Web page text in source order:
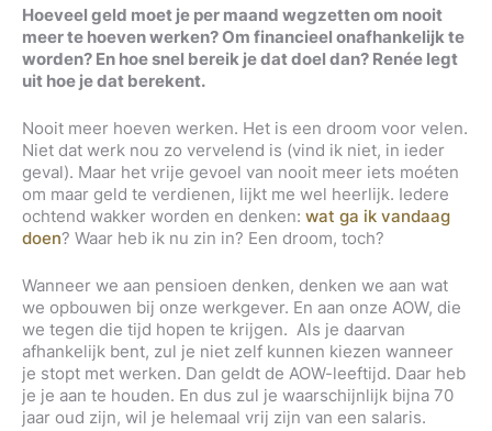
Hoeveel geld moet je per maand wegzetten om nooit
meer te hoeven werken? Om financieel onafhankelijk te
worden? En hoe snel bereik je dat doel dan? Renée legt
uit hoe je dat berekent.
Nooit meer hoeven werken. Het is een droom voor velen.
Niet dat werk nou zo vervelend is (vind ik niet, in ieder
geval). Maar het vrije gevoel van nooit meer iets moéten
om maar geld te verdienen, lijkt me wel heerlijk. Iedere
ochtend wakker worden en denken: wat ga ik vandaag
doen? Waar heb ik nu zin in? Een droom, toch?
Wanneer we aan pensioen denken, denken we aan wat
we opbouwen bij onze werkgever. En aan onze AOW, die
we tegen die tijd hopen te krijgen. Als je daarvan
afhankelijk bent, zul je niet zelf kunnen kiezen wanneer
je stopt met werken. Dan geldt de AOW-leeftijd. Daar heb
je je aan te houden. En dus zul je waarschijnlijk bijna 70
jaar oud zijn, wil je helemaal vrij zijn van een salaris.